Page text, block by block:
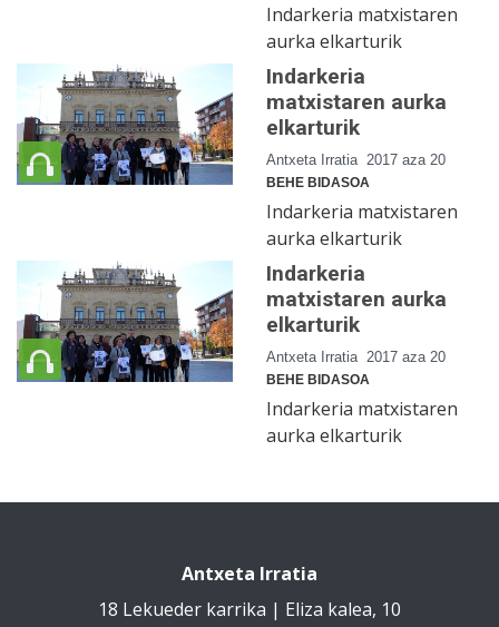
Indarkeria matxistaren
aurka elkarturik
Indarkeria
matxistaren aurka
elkarturik
Antxeta Irratia 2017 aza 20
BEHE BIDASOA
Indarkeria matxistaren
aurka elkarturik
Indarkeria
matxistaren aurka
elkarturik
Antxeta Irratia 2017 aza 20
BEHE BIDASOA
Indarkeria matxistaren
aurka elkarturik
Antxeta Irratia
18 Lekueder karrika | Eliza kalea, 10